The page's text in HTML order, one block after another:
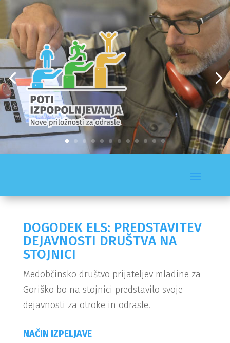
DOGODEK ELS: PREDSTAVITEV
DEJAVNOSTI DRUŠTVA NA
STOJNICI
Medobčinsko društvo prijateljev mladine za
Goriško bo na stojnici predstavilo svoje
dejavnosti za otroke in odrasle.
NAČIN IZPELJAVE